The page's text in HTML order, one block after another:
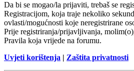
Da bi se mogao/la prijaviti, trebaš se
Registracijom, koja traje nekoliko
ovlasti/mogućnosti koje neregistrirane
Prije registriranja/prijavljivanja,
Pravila koja vrijede na forumu.
Uvjeti korištenja | Zaštita privatnosti